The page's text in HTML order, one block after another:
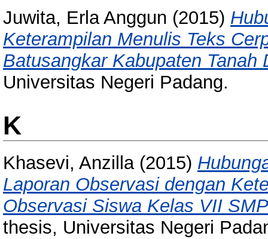
Juwita, Erla Anggun (2015)
Keterampilan Menulis Teks
Batusangkar Kabupaten Tanah
Universitas Negeri Padang.
K
Khasevi, Anzilla(2015)
Laporan Observasi dengan
Observasi Siswa Kelas VII
thesis, Universitas Negeri